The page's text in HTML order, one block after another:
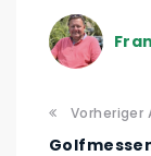
Vorheriger